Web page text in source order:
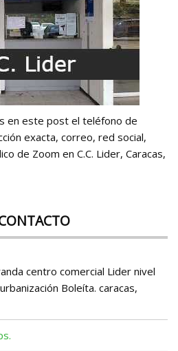
en este post el teléfono de
exacta, correo, red social,
de Zoom en C.C. Lider, Caracas,
centro comercial Lider nivel
Boleíta. caracas,